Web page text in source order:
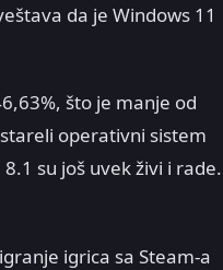
da je Windows 11
što je manje od
operativni sistem
su još uvek živi i rade.
igrica sa Steam-a